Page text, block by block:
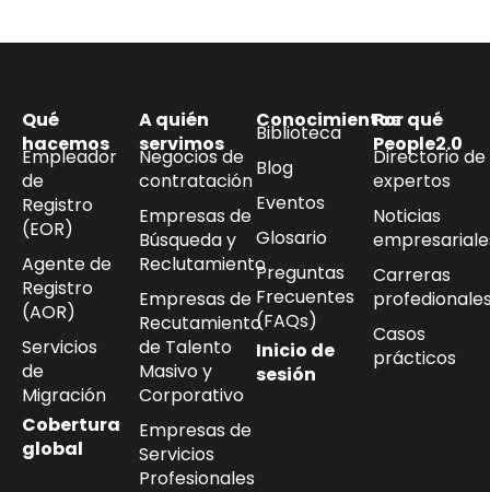
Qué
hacemos
Empleador
de
Registro
(EOR)
Agente de
Registro
(AOR)
Servicios
de
Migración
Cobertura
global
A quién
servimos
Negocios de
contratación
Empresas de
Búsqueda y
Reclutamiento
Empresas de
Recutamiento
de Talento
Masivo y
Corporativo
Empresas de
Servicios
Profesionales
Conocimientos
Biblioteca
Blog
Eventos
Glosario
Preguntas
Frecuentes
(FAQs)
Inicio de
sesión
Por qué
People2.0
Directorio de
expertos
Noticias
Carreras
Casos
prácticos